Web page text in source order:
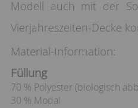
Modell auch mit der
Vierjahreszeiten-Decke
Material-Information:
Füllung
70 % Polyester (biologisch
30 % Modal